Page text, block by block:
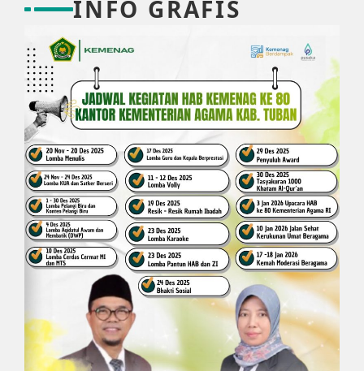
INFO GRAFIS